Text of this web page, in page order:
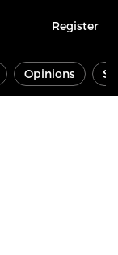
Register
Opinions